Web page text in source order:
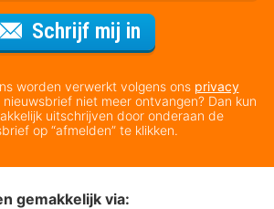
Schrijf mij in
worden verwerkt volgens ons privacy
nieuwsbrief niet meer ontvangen? Dan kun
uitschrijven door onderaan de
op “afmelden” te klikken.
gemakkelijk via: